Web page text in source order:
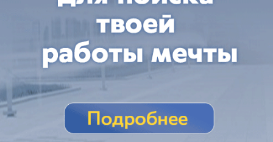
ЖК «Выбор» - смотрите сами